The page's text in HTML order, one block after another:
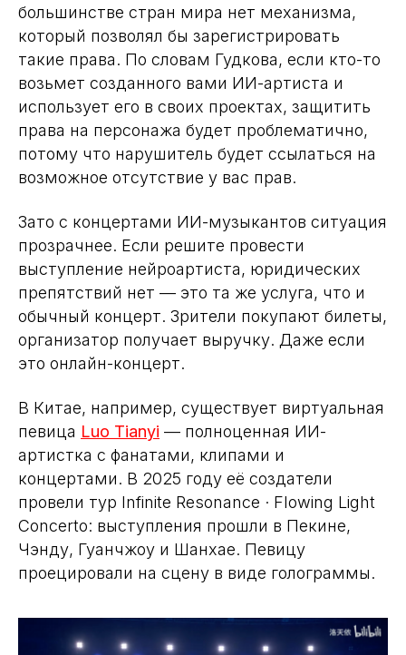
большинстве стран мира нет механизма,
который позволял бы зарегистрировать
такие права. По словам Гудкова, если кто-то
возьмет созданного вами ИИ-артиста и
использует его в своих проектах, защитить
права на персонажа будет проблематично,
потому что нарушитель будет ссылаться на
возможное отсутствие у вас прав.
Зато с концертами ИИ-музыкантов ситуация
прозрачнее. Если решите провести
выступление нейроартиста, юридических
препятствий нет — это та же услуга, что и
обычный концерт. Зрители покупают билеты,
организатор получает выручку. Даже если
это онлайн-концерт.
В Китае, например, существует виртуальная
певица Luo Tianyi — полноценная ИИ-
артистка с фанатами, клипами и
концертами. В 2025 году её создатели
провели тур Infinite Resonance · Flowing Light
Concerto: выступления прошли в Пекине,
Чэнду, Гуанчжоу и Шанхае. Певицу
проецировали на сцену в виде голограммы.